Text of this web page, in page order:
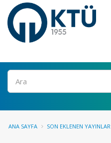
Ara
ANA SAYFA SON EKLENEN YAYINLAR